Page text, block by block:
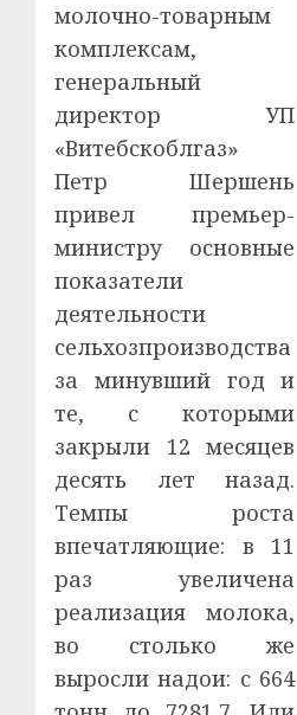
молочно-товарным
комплексам,
генеральный
директор УП
«Витебскоблгаз»
Петр Шершень
привел премьер-
министру основные
показатели
деятельности
сельхозпроизводства
за минувший год и
те, с которыми
закрыли 12 месяцев
десять лет назад.
Темпы роста
впечатляющие: в 11
раз увеличена
реализация молока,
во столько же
выросли надои: с 664